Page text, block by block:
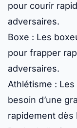
pour courir
adversaires.
Boxe : Les
pour frapper
adversaires.
Athlétisme :
besoin d’une
rapidement dès